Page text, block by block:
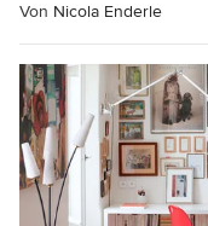
Von Nicola Enderle